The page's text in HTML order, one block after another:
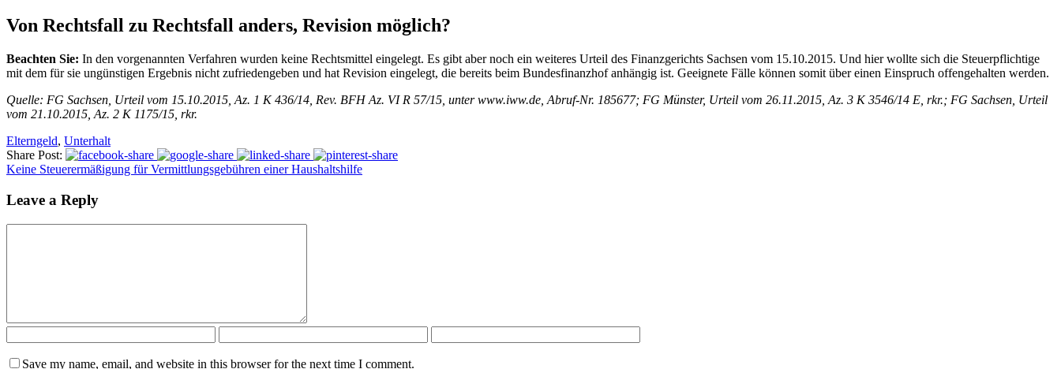
Von Rechtsfall zu Rechtsfall anders, Revision möglich?
Beachten Sie: In den vorgenannten Verfahren wurden keine Rechtsmittel eingelegt. Es gibt aber noch ein weiteres Urteil des Finanzgerichts Sachsen vom 15.10.2015. Und hier wollte sich die Steuerpflichtige
mit dem für sie ungünstigen Ergebnis nicht zufriedengeben und hat Revision eingelegt, die bereits beim Bundesfinanzhof anhängig ist. Geeignete Fälle können somit über einen Einspruch offengehalten werden.
Quelle: FG Sachsen, Urteil vom 15.10.2015, Az. 1 K 436/14, Rev. BFH Az. VI R 57/15, unter www.iww.de, Abruf-Nr. 185677; FG Münster, Urteil vom 26.11.2015, Az. 3 K 3546/14 E, rkr.; FG Sachsen, Urteil
vom 21.10.2015, Az. 2 K 1175/15, rkr.
Elterngeld, Unterhalt
Share Post:
Keine Steuerermäßigung für Vermittlungsgebühren einer Haushaltshilfe
Leave a Reply
Save my name, email, and website in this browser for the next time I comment.